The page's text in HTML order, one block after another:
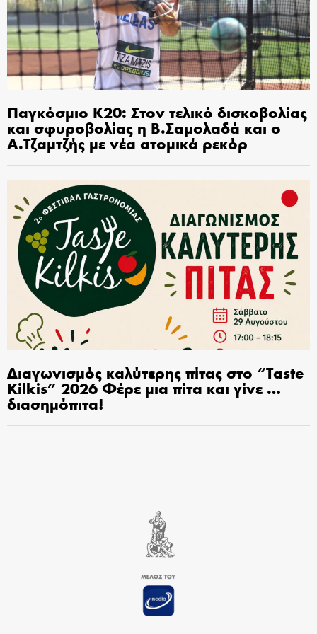
Παγκόσμιο Κ20: Στον τελικό δισκοβολίας
και σφυροβολίας η Β.Σαμολαδά και ο
Α.Τζαμτζής με νέα ατομικά ρεκόρ
Διαγωνισμός καλύτερης πίτας στο “Taste
Kilkis” 2026 Φέρε μια πίτα και γίνε …
διασημόπιτα!